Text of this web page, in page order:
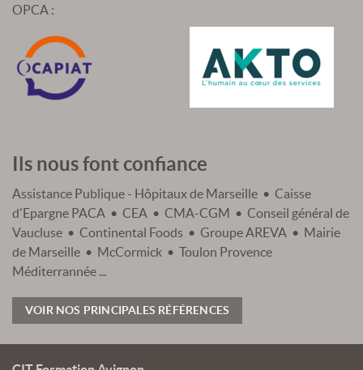
OPCA :
Ils nous font confiance
Assistance Publique - Hôpitaux de Marseille • Caisse
d'Epargne PACA • CEA • CMA-CGM • Conseil général de
Vaucluse • Continental Foods • Groupe AREVA • Mairie
de Marseille • McCormick • Toulon Provence
Méditerrannée ...
VOIR NOS PRINCIPALES RÉFÉRENCES